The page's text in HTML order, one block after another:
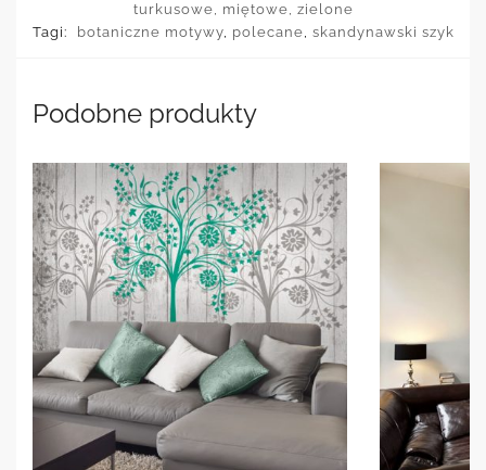
turkusowe, miętowe, zielone
Tagi:
botaniczne motywy, polecane, skandynawski szyk
Podobne produkty